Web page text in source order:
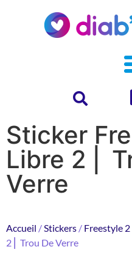
Sticker
Libre 2 ⎜
Verre
Accueil /Stickers / Freestyle
2 ⎜ Trou De Verre